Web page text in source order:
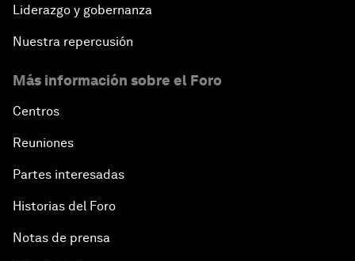
Liderazgo y gobernanza
Nuestra repercusión
Más información sobre el Foro
Centros
Reuniones
Partes interesadas
Historias del Foro
Notas de prensa